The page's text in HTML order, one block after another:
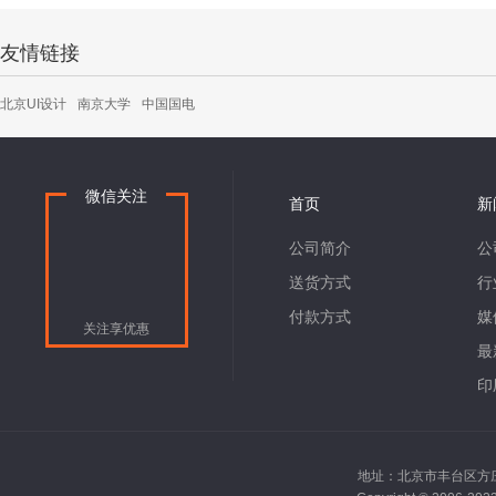
友情链接
北京UI设计 南京大学 中国国电
微信关注
关注享优惠
首页
公司简介
送货方式
付款方式
公
行
媒
最
地址：北京市丰台区